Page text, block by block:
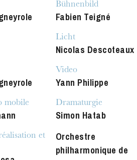
Bühnenbild
Fabien Teigné
Licht
Nicolas Descoteaux
Video
Yann Philippe
mobile Dramaturgie
Simon Hatab
et
Orchestre
philharmonique de